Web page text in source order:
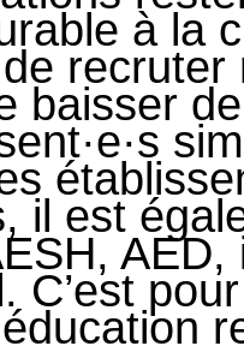
à la
baisser
il est
C’est